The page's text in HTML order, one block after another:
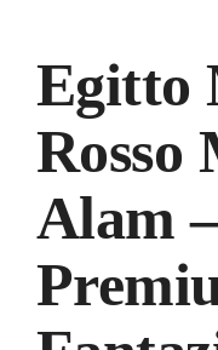
Egitto
Rosso
Alam